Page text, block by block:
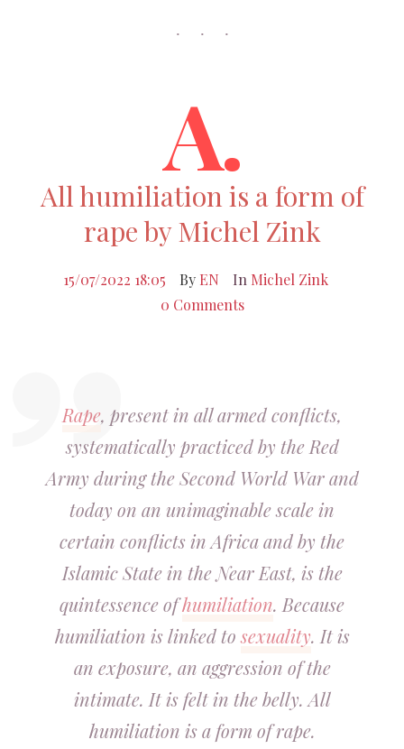
A.
All humiliation is a form of
rape by Michel Zink
15/07/2022 18:05 By EN In Michel Zink
0 Comments
Rape, present in all armed conflicts,
systematically practiced by the Red
Army during the Second World War and
today on an unimaginable scale in
certain conflicts in Africa and by the
Islamic State in the Near East, is the
quintessence ofhumiliation. Because
humiliation is linked tosexuality. It is
an exposure, an aggression of the
intimate. It is felt in the belly. All
humiliation is a form of rape.